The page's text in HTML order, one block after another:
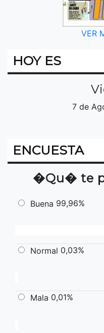
VER
HOY ES
7 de
ENCUESTA
�Qu� te
Buena 99,96%
Normal 0,03%
Mala 0,01%